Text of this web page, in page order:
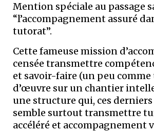
Mention spéciale au passage
“l’accompagnement assuré
tutorat”.
Cette fameuse mission
censée transmettre
et savoir-faire (un peu
d’œuvre sur un chantier
une structure qui, ces
semble surtout transmettre
accéléré et accompagnement